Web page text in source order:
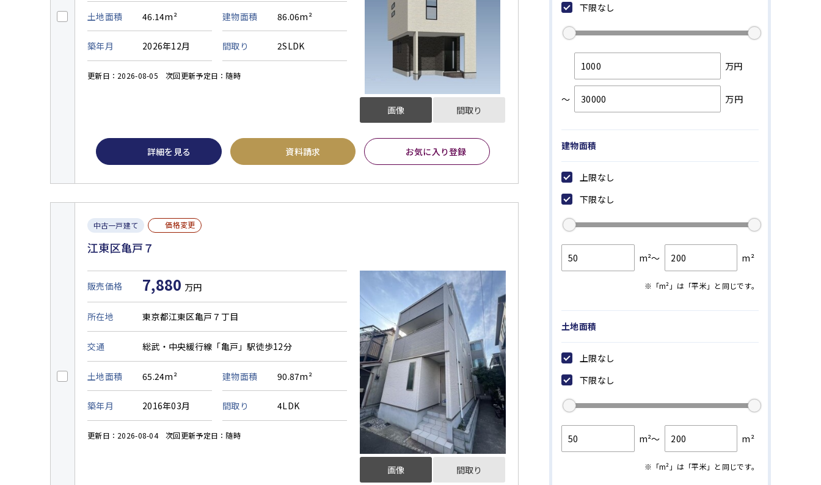
画像 間取り
土地面積 46.14m² 建物面積 86.06m²
築年月 2026年12月 間取り 2SLDK
更新日：2026-08-05次回更新予定日：随時
詳細を見る 資料請求 お気に入り登録
中古一戸建て 価格変更
江東区亀戸７
画像 間取り
販売価格 7,880 万円
所在地 東京都江東区亀戸７丁目
交通 総武・中央緩行線「亀戸」駅徒歩12分
土地面積 65.24m² 建物面積 90.87m²
築年月 2016年03月 間取り 4LDK
更新日：2026-08-04次回更新予定日：随時
中野区
杉並区（93件 /126件）
北区（18件 /37件）
荒川区
板橋区 （28件 /
練馬区 （89件 /
1件）
件）
横浜市 鶴見区
横浜市 保土ケ谷区（25件 /
下限なし
万円
～ 万円
建物面積
上限なし
下限なし
m²～ m²
※「m²」は「平米」と同じです。
土地面積
上限なし
下限なし
m²～ m²
※「m²」は「平米」と同じです。